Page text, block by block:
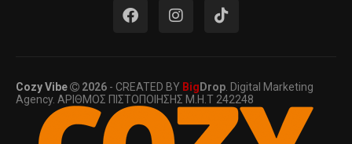
Cozy Vibe 2026 - CREATED BY BigDrop . Digital Marketing
Agency. ΑΡΙΘΜΟΣ ΠΙΣΤΟΠΟΙΗΣΗΣ Μ.Η.Τ 242248